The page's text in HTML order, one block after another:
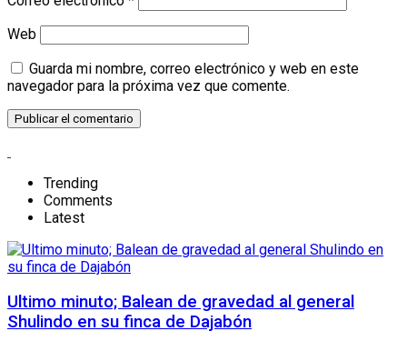
Web
Guarda mi nombre, correo electrónico y web en este
navegador para la próxima vez que comente.
Trending
Comments
Latest
Ultimo minuto; Balean de gravedad al general
Shulindo en su finca de Dajabón